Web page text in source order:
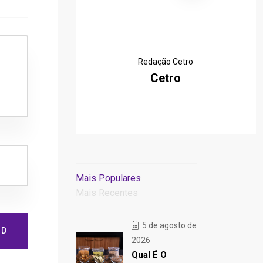
Redação Cetro
Cetro
Mais Populares
Mais Recentes
5 de agosto de
2026
Qual É O